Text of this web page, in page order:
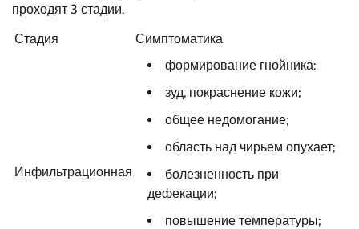
проходят 3 стадии.
Стадия
Симптоматика
Инфильтрационная
формирование гнойника:
зуд, покраснение кожи;
общее недомогание;
область над чирьем опухает;
болезненность при
дефекации;
повышение температуры;